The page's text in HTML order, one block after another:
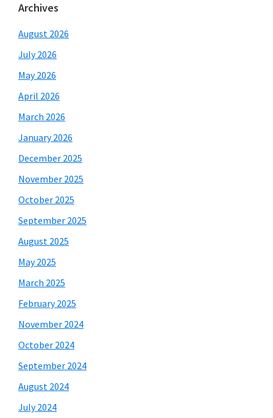
Archives
August 2026
July 2026
May 2026
April 2026
March 2026
January 2026
December 2025
November 2025
October 2025
September 2025
August 2025
May 2025
March 2025
February 2025
November 2024
October 2024
September 2024
August 2024
July 2024